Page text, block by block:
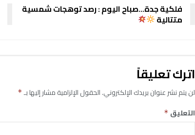
فلكية جدة…صباح اليوم : رصد توهجات شمسية
متتالية
اترك تعليقاً
لن يتم نشر عنوان بريدك الإلكتروني.الحقول الإلزامية مشار إليها بـ*
التعليق *